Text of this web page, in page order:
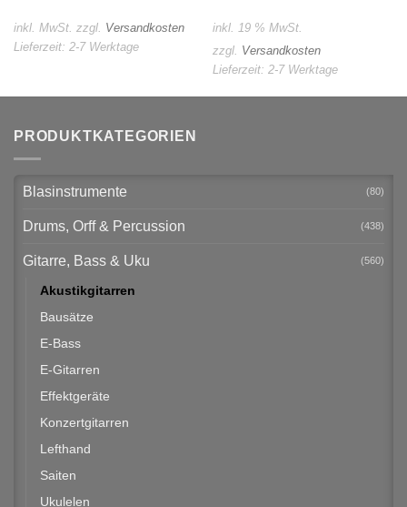
inkl. MwSt. zzgl. Versandkosten
Lieferzeit: 2-7 Werktage
inkl. 19 % MwSt.
zzgl. Versandkosten
Lieferzeit: 2-7 Werktage
PRODUKTKATEGORIEN
Blasinstrumente (80)
Drums, Orff & Percussion (438)
Gitarre, Bass & Uku (560)
Akustikgitarren
Bausätze
E-Bass
E-Gitarren
Effektgeräte
Konzertgitarren
Lefthand
Saiten
Ukulelen